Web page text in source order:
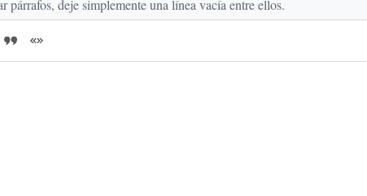
párrafos, deje simplemente una línea vacía entre ellos.